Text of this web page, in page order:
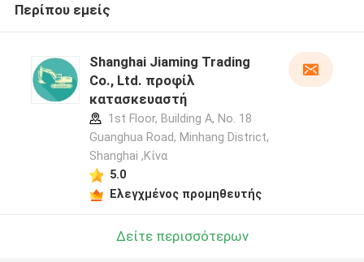
Περίπου εμείς
Shanghai Jiaming Trading
Co., Ltd. προφίλ
κατασκευαστή
1st Floor, Building A, No. 18
Guanghua Road, Minhang District,
Shanghai ,Κίνα
5.0
Ελεγχμένος προμηθευτής
Δείτε περισσότερων